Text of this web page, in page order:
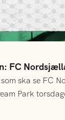
FC
ska se FC
Park